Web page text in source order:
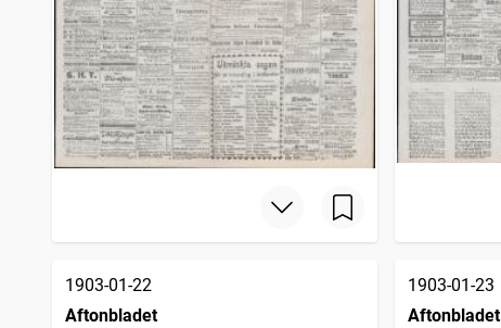
1903-01-22
Aftonbladet
1903-01-23
Aftonbladet